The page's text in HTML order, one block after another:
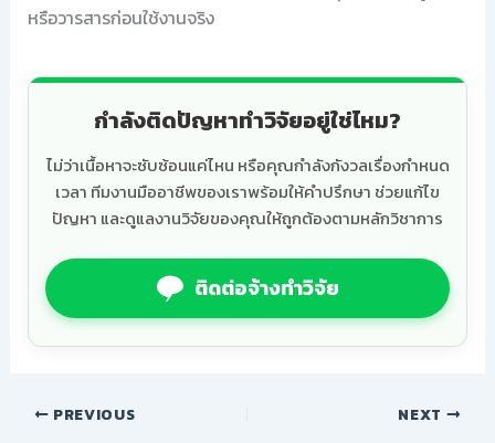
หรือวารสารก่อนใช้งานจริง
กำลังติดปัญหาทำวิจัยอยู่ใช่ไหม?
ไม่ว่าเนื้อหาจะซับซ้อนแค่ไหน หรือคุณกำลังกังวลเรื่องกำหนด
เวลา ทีมงานมืออาชีพของเราพร้อมให้คำปรึกษา ช่วยแก้ไข
ปัญหา และดูแลงานวิจัยของคุณให้ถูกต้องตามหลักวิชาการ
ติดต่อจ้างทำวิจัย
PREVIOUS NEXT